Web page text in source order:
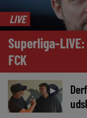
LIVE
Superliga-
FCK
►